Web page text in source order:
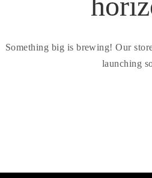
Something big is brewing! Our
launching